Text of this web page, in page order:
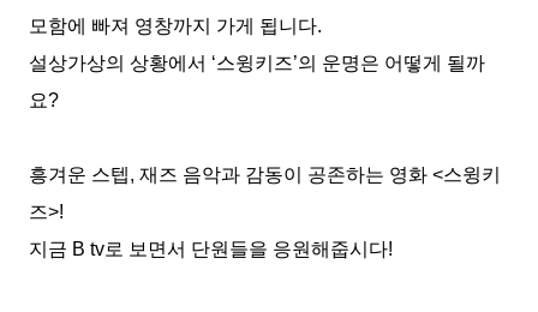
모함에 빠져 영창까지 가게 됩니다.
설상가상의 상황에서 ‘스윙키즈’의 운명은 어떻게 될까
요?
흥겨운 스텝, 재즈 음악과 감동이 공존하는 영화 <스윙키
즈>!
지금 B tv로 보면서 단원들을 응원해줍시다!